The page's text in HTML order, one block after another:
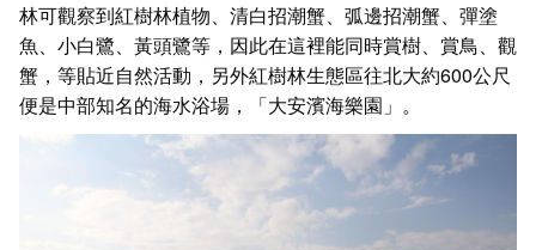
林可觀察到紅樹林植物、清白招潮蟹、弧邊招潮蟹、彈塗
魚、小白鷺、黃頭鷺等，因此在這裡能同時賞樹、賞鳥、觀
蟹，等貼近自然活動，另外紅樹林生態區往北大約600公尺
便是中部知名的海水浴場，「大安濱海樂園」。